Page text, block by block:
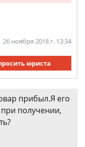
26 ноября 2018 г. 13:34
юриста
прибыл.Я его
получении,